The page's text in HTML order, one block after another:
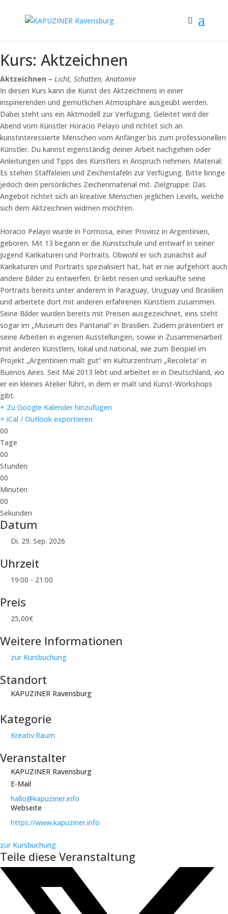
Kurs: Aktzeichnen
Aktzeichnen – Licht, Schatten, Anatomie
In diesen Kurs kann die Kunst des Aktzeichnens in einer
inspirierenden und gemütlichen Atmosphäre ausgeübt werden.
Dabei steht uns ein Aktmodell zur Verfügung. Geleitet wird der
Abend vom Künstler Horacio Pelayo und richtet sich an
kunstinteressierte Menschen vom Anfänger bis zum professionellen
Künstler. Du kannst eigenständig deiner Arbeit nachgehen oder
Anleitungen und Tipps des Künstlers in Anspruch nehmen. Material:
Es stehen Staffeleien und Zeichentafeln zur Verfügung. Bitte bringe
jedoch dein persönliches Zeichenmaterial mit. Zielgruppe: Das
Angebot richtet sich an kreative Menschen jeglichen Levels, welche
sich dem Aktzeichnen widmen möchten.
Horacio Pelayo wurde in Formosa, einer Provinz in Argentinien,
geboren. Mit 13 begann er die Kunstschule und entwarf in seiner
Jugend Karikaturen und Portraits. Obwohl er sich zunächst auf
Karikaturen und Portraits spezialisiert hat, hat er nie aufgehört auch
andere Bilder zu entwerfen. Er liebt reisen und verkaufte seine
Portraits bereits unter anderem in Paraguay, Uruguay und Brasilien
und arbeitete dort mit anderen erfahrenen Künstlern zusammen.
Seine Bilder wurden bereits mit Preisen ausgezeichnet, eins steht
sogar im „Museum des Pantanal“ in Brasilien. Zudem präsentiert er
seine Arbeiten in eigenen Ausstellungen, sowie in Zusammenarbeit
mit anderen Künstlern, lokal und national, wie zum Beispiel im
Projekt „Argentinien malt gut“ im Kulturzentrum „Recoleta“ in
Buenos Aires. Seit Mai 2013 lebt und arbeitet er in Deutschland, wo
er ein kleines Atelier führt, in dem er malt und Kunst-Workshops
gibt.
+ Zu Google Kalender hinzufügen
+ iCal / Outlook exportieren
00
Tage
00
Stunden
00
Minuten
00
Sekunden
Datum
Di. 29. Sep. 2026
Uhrzeit
19:00 - 21:00
Preis
25,00€
Weitere Informationen
zur Kursbuchung
Standort
KAPUZINER Ravensburg
Kategorie
Kreativ:Raum
Veranstalter
KAPUZINER Ravensburg
E-Mail
hallo@kapuziner.info
Webseite
https://www.kapuziner.info
zur Kursbuchung
Teile diese Veranstaltung